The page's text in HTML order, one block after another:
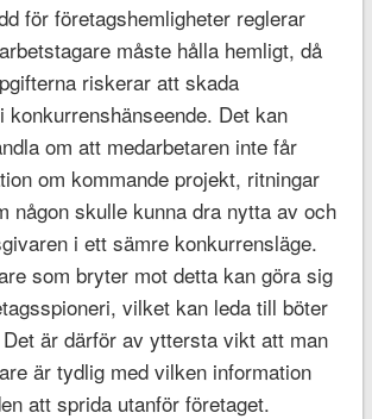
för företagshemligheter reglerar
måste hålla hemligt, då
riskerar att skada
konkurrenshänseende. Det kan
om att medarbetaren inte får
om kommande projekt, ritningar
någon skulle kunna dra nytta av och
i ett sämre konkurrensläge.
som bryter mot detta kan göra sig
vilket kan leda till böter
är därför av yttersta vikt att man
är tydlig med vilken information
att sprida utanför företaget.